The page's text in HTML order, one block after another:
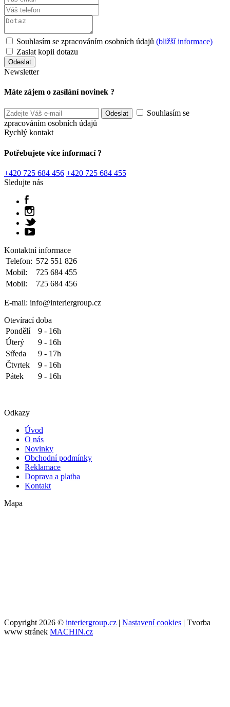
Souhlasím se zpracováním osobních údajů (bližší informace)
Zaslat kopii dotazu
Newsletter
Máte zájem o zasílání novinek ?
Souhlasím se
zpracováním osobních údajů
Rychlý kontakt
Potřebujete více informací ?
+420 725 684 456 +420 725 684 455
Sledujte nás
Kontaktní informace
Telefon: 572 551 826
Mobil:
725 684 455
Mobil:
725 684 456
E-mail: info@interiergroup.cz
Otevírací doba
Pondělí
9 - 16h
Úterý
9 - 16h
Středa
9 - 17h
Čtvrtek
9 - 16h
Pátek
9 - 16h
Odkazy
Úvod
O nás
Novinky
Obchodní podmínky
Reklamace
Doprava a platba
Kontakt
Mapa
Copyright 2026 © interiergroup.cz | Nastavení cookies | Tvorba
www stránek MACHIN.cz